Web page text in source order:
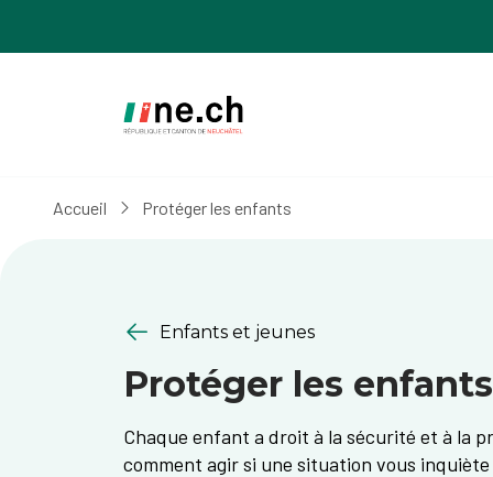
Accueil Protéger les enfants
Enfants et jeunes
Protéger les enfants
Chaque enfant a droit à la sécurité et à la
comment agir si une situation vous